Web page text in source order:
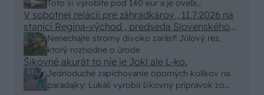
Toto si vyrobíte pod 140 eur a je oveľa
pohodlnejšie!
remeselným spracovaním, škoda. No lepšie než
ten odpad z DTD predávaný v Kauflande alebo
Lídli.
Nenechajte stromy divoko zarásť! Júlový rez,
ktorý rozhodne o úrode
V sobotnej relácii pre záhradkárov , 11.7.2026 na
stanici Regina-východ , predseda Slovenského
zväzu záhradkárov pán Jakubech tvrdil, že to, že
vlky sú neproduktívne , nie je pravda. Aj vlky je
možné použiť pri formovaní koruny a budú rodiť.
Jednoduché zapichovanie oporných kolíkov na
paradajky: Lukáš vyrobil šikovný prípravok zo
Šikovné,akurát to nie je Jokl ale L-ko.